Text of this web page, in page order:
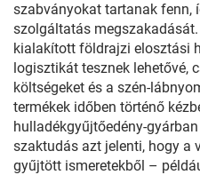
szabványokat tartanak fenn,
szolgáltatás
kialakított földrajzi elosztási
logisztikát tesznek lehetővé,
költségeket és a szén-
termékek időben történő
hulladékgyűjtőedény-
szaktudás azt jelenti, hogy a
gyűjtött ismeretekből –